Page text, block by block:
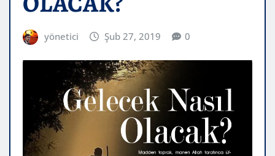
yönetici Şub 27, 2019 0